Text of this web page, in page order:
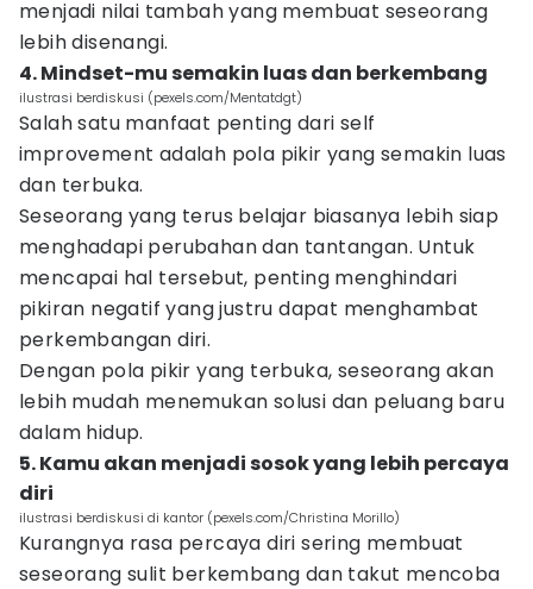
menjadi nilai tambah yang membuat seseorang
lebih disenangi.
4. Mindset-mu semakin luas dan berkembang
ilustrasi berdiskusi (pexels.com/Mentatdgt)
Salah satu manfaat penting dari self
improvement adalah pola pikir yang semakin luas
dan terbuka.
Seseorang yang terus belajar biasanya lebih siap
menghadapi perubahan dan tantangan. Untuk
mencapai hal tersebut, penting menghindari
pikiran negatif yang justru dapat menghambat
perkembangan diri.
Dengan pola pikir yang terbuka, seseorang akan
lebih mudah menemukan solusi dan peluang baru
dalam hidup.
5. Kamu akan menjadi sosok yang lebih percaya
diri
ilustrasi berdiskusi di kantor (pexels.com/Christina Morillo)
Kurangnya rasa percaya diri sering membuat
seseorang sulit berkembang dan takut mencoba